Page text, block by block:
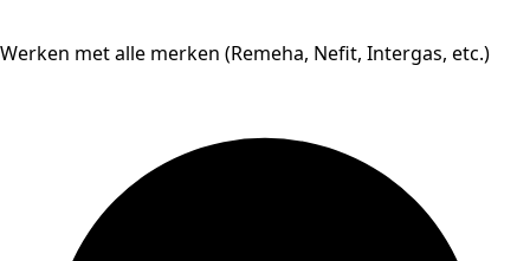
Werken met alle merken (Remeha, Nefit, Intergas, etc.)